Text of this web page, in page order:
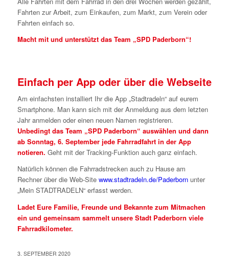
Fahrten zur Arbeit, zum Einkaufen, zum Markt, zum Verein oder
Fahrten einfach so.
Macht mit und unterstützt das Team „SPD Paderborn“!
Einfach per App oder über die Webseite
Am einfachsten installiert Ihr die App „Stadtradeln“ auf eurem
Smartphone. Man kann sich mit der Anmeldung aus dem letzten
Jahr anmelden oder einen neuen Namen registrieren.
Unbedingt das Team „SPD Paderborn“ auswählen und dann
ab Sonntag, 6. September jede Fahrradfahrt in der App
notieren. Geht mit der Tracking-Funktion auch ganz einfach.
Natürlich können die Fahrradstrecken auch zu Hause am
Rechner über die Web-Site www.stadtradeln.de/Paderbornunter
„Mein STADTRADELN“ erfasst werden.
Ladet Eure Familie, Freunde und Bekannte zum Mitmachen
ein und gemeinsam sammelt unsere Stadt Paderborn viele
Fahrradkilometer.
3. SEPTEMBER 2020